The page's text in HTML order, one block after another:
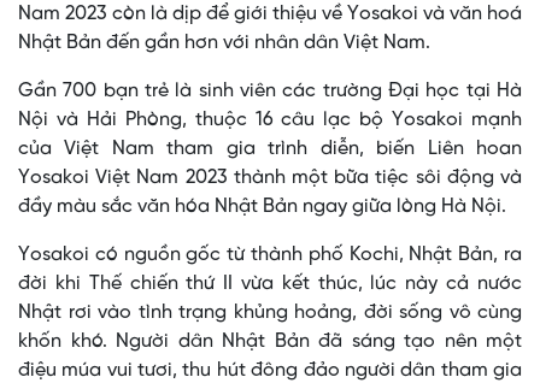
Nam 2023 còn là dịp để giới thiệu về Yosakoi và văn hoá
Nhật Bản đến gần hơn với nhân dân Việt Nam.
Gần 700 bạn trẻ là sinh viên các trường Đại học tại Hà
Nội và Hải Phòng, thuộc 16 câu lạc bộ Yosakoi mạnh
của Việt Nam tham gia trình diễn, biến Liên hoan
Yosakoi Việt Nam 2023 thành một bữa tiệc sôi động và
đầy màu sắc văn hóa Nhật Bản ngay giữa lòng Hà Nội.
Yosakoi có nguồn gốc từ thành phố Kochi, Nhật Bản, ra
đời khi Thế chiến thứ II vừa kết thúc, lúc này cả nước
Nhật rơi vào tình trạng khủng hoảng, đời sống vô cùng
khốn khó. Người dân Nhật Bản đã sáng tạo nên một
điệu múa vui tươi, thu hút đông đảo người dân tham gia